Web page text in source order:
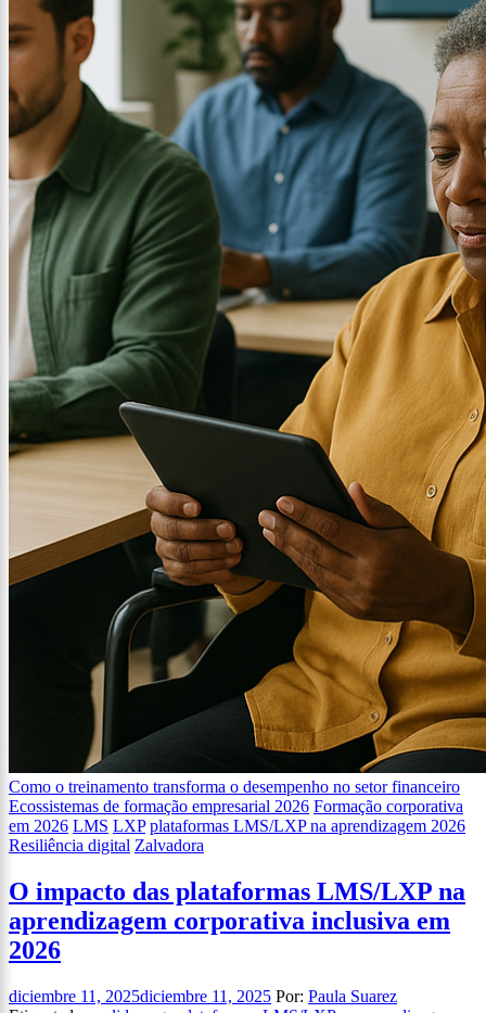
Como o treinamento transforma o desempenho no setor financeiro
Ecossistemas de formação empresarial 2026 Formação corporativa
em 2026 LMS LXP plataformas LMS/LXP na aprendizagem 2026
Resiliência digital Zalvadora
O impacto das plataformas LMS/LXP na
aprendizagem corporativa inclusiva em
2026
diciembre 11, 2025diciembre 11, 2025 Por: Paula Suarez